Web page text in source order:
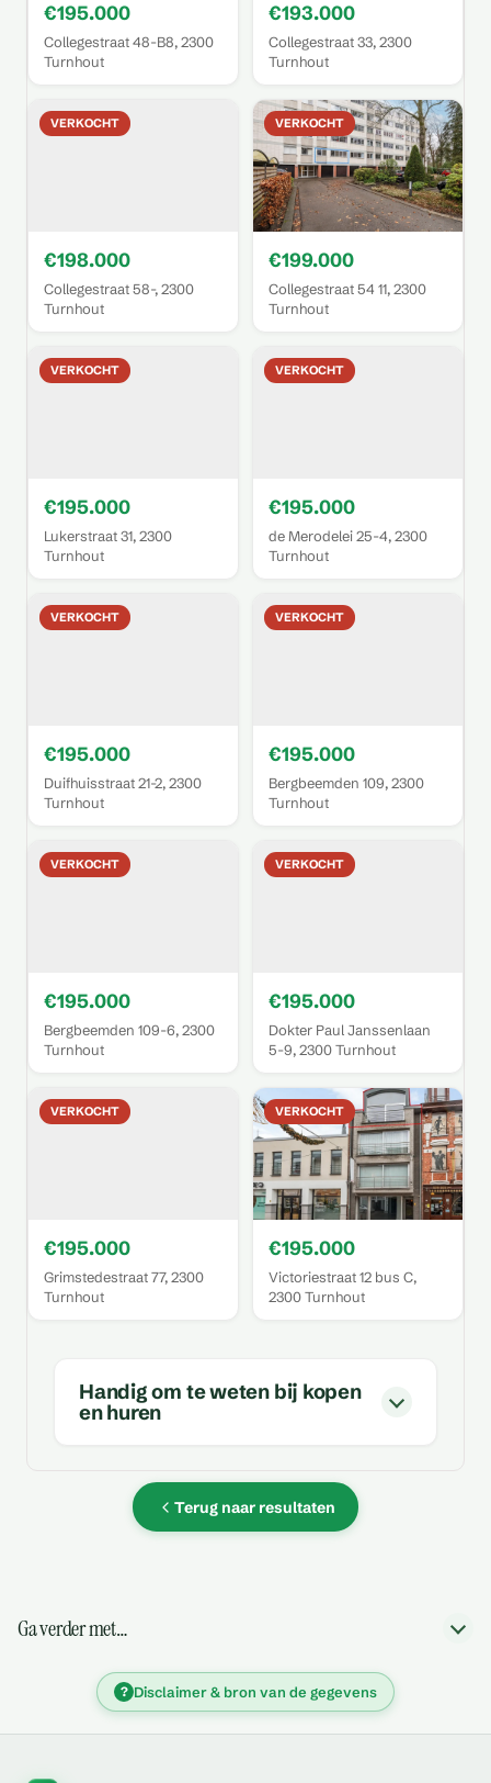
€195.000
Collegestraat 48-B8, 2300
Turnhout
€193.000
Collegestraat 33, 2300
Turnhout
VERKOCHT
€198.000
Collegestraat 58-, 2300
Turnhout
VERKOCHT
€199.000
Collegestraat 54 11, 2300
Turnhout
VERKOCHT
€195.000
Lukerstraat 31, 2300
Turnhout
VERKOCHT
€195.000
de Merodelei 25-4, 2300
Turnhout
VERKOCHT
€195.000
Duifhuisstraat 21-2, 2300
Turnhout
VERKOCHT
€195.000
Bergbeemden 109, 2300
Turnhout
VERKOCHT
€195.000
Bergbeemden 109-6, 2300
Turnhout
VERKOCHT
€195.000
Dokter Paul Janssenlaan
5-9, 2300 Turnhout
VERKOCHT
€195.000
Grimstedestraat 77, 2300
Turnhout
VERKOCHT
€195.000
Victoriestraat 12 bus C,
2300 Turnhout
Handig om te weten bij kopen
en huren
Terug naar resultaten
Ga verder met…
? Disclaimer & bron van de gegevens